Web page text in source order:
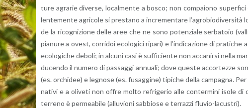
tu­re agra­rie di­ver­se, lo­cal­men­te a bosco; non com­pa­io­no
len­te­men­te agri­co­le si pre­sta­no a in­cre­men­ta­re
de la ri­co­gni­zio­ne delle aree che ne sono po­ten­zia­le ser­ba­to­io
pia­nu­re a ovest, cor­ri­doi eco­lo­gi­ci ri­pa­ri) e l’in­di­ca­zio­ne di
eco­lo­gi­che de­bo­li; in al­cu­ni casi è suf­fi­cien­te non ac­ca­nir­si nella
du­cen­do il nu­me­ro di pas­sag­gi an­nua­li; dove que­ste ac­cor­tez­ze
(es. or­chi­dee) e le­gno­se (es. fu­sag­gi­ne) ti­pi­che della cam­pa­gna.
na­ti­vi e a oli­ve­ti non offre molto re­fri­ge­rio alle con­ter­mi­ni isole di
ter­re­no è per­mea­bi­le (al­lu­vio­ni sab­bio­se e ter­raz­zi flu­vio-la­cu­stri).